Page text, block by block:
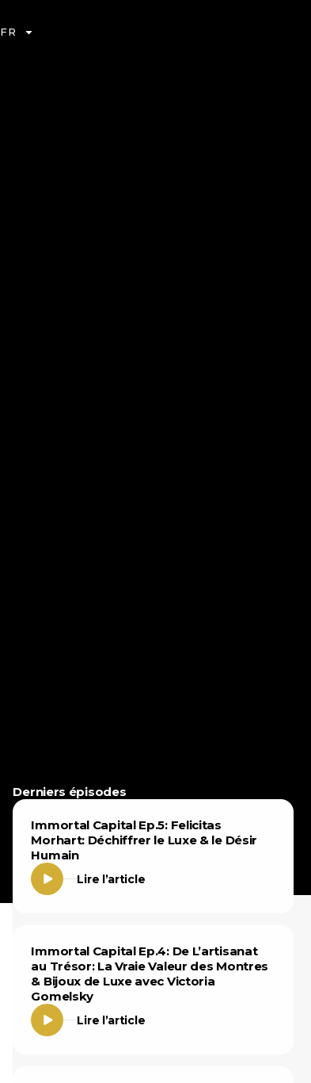
FR
Derniers épisodes
Immortal Capital Ep.5: Felicitas
Morhart: Déchiffrer le Luxe & le Désir
Humain
Lire l’article
Immortal Capital Ep.4: De L’artisanat
au Trésor: La Vraie Valeur des Montres
& Bijoux de Luxe avec Victoria
Gomelsky
Lire l’article